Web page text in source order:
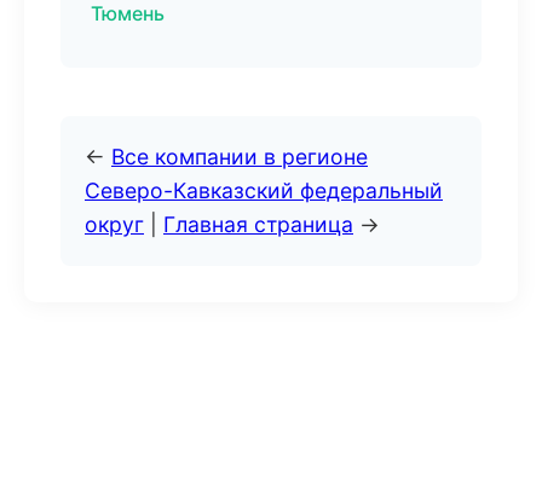
Тюмень
← Все компании в регионе
Северо-Кавказский федеральный
округ
Главная страница →